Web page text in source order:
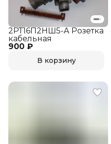
900 ₽
2РТ16П2НШ5-А Розетка
кабельная
В корзину